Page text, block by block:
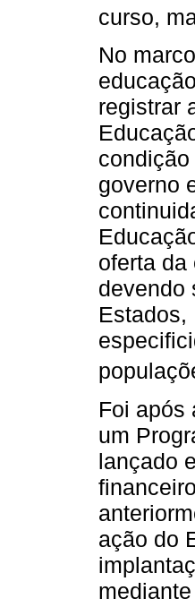
curso,
No
registrar
governo
oferta da
devendo
Estados,
Foi após
um
lançado
ação do